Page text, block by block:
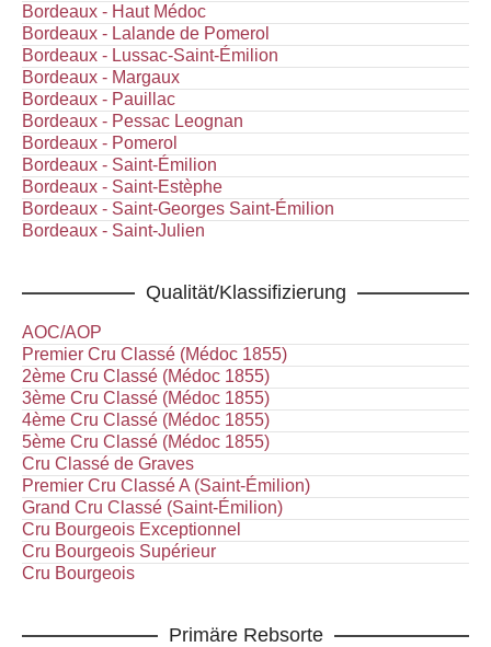
Bordeaux - Haut Médoc
Bordeaux - Lalande de Pomerol
Bordeaux - Lussac-Saint-Émilion
Bordeaux - Margaux
Bordeaux - Pauillac
Bordeaux - Pessac Leognan
Bordeaux - Pomerol
Bordeaux - Saint-Émilion
Bordeaux - Saint-Estèphe
Bordeaux - Saint-Georges Saint-Émilion
Bordeaux - Saint-Julien
Qualität/Klassifizierung
AOC/AOP
Premier Cru Classé (Médoc 1855)
2ème Cru Classé (Médoc 1855)
3ème Cru Classé (Médoc 1855)
4ème Cru Classé (Médoc 1855)
5ème Cru Classé (Médoc 1855)
Cru Classé de Graves
Premier Cru Classé A (Saint-Émilion)
Grand Cru Classé (Saint-Émilion)
Cru Bourgeois Exceptionnel
Cru Bourgeois Supérieur
Cru Bourgeois
Primäre Rebsorte